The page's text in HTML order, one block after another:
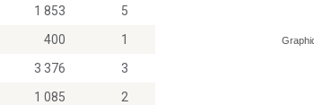
1 853
5
400
1
3 376
3
1 085
2